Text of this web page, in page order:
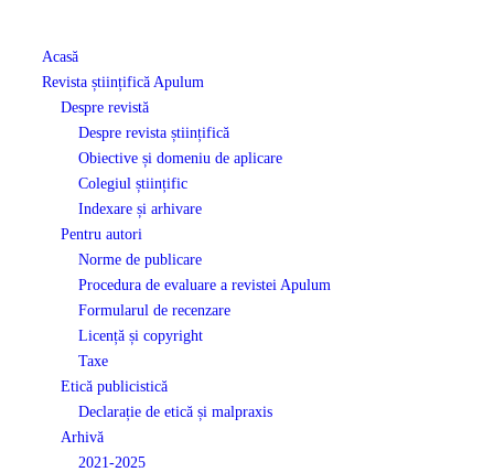
Acasă
Revista științifică Apulum
Despre revistă
Despre revista științifică
Obiective și domeniu de aplicare
Colegiul științific
Indexare și arhivare
Pentru autori
Norme de publicare
Procedura de evaluare a revistei Apulum
Formularul de recenzare
Licență și copyright
Taxe
Etică publicistică
Declarație de etică și malpraxis
Arhivă
2021-2025